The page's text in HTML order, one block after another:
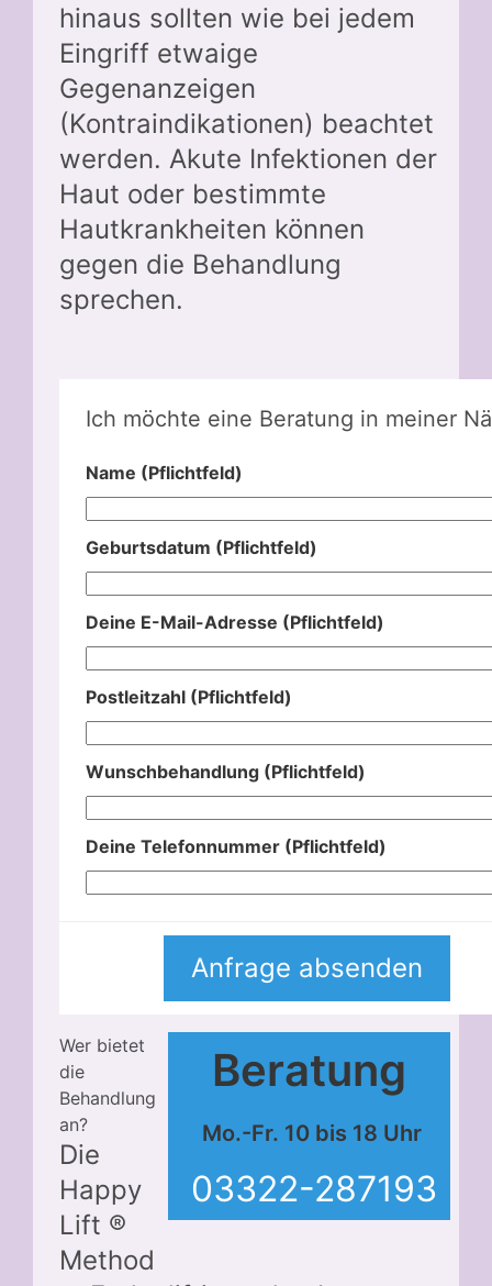
hinaus sollten wie bei jedem
Eingriff etwaige
Gegenanzeigen
(Kontraindikationen) beachtet
werden. Akute Infektionen der
Haut oder bestimmte
Hautkrankheiten können
gegen die Behandlung
sprechen.
Ich möchte eine Beratung in meiner
Name (Pflichtfeld)
Geburtsdatum (Pflichtfeld)
Deine E-Mail-Adresse (Pflichtfeld)
Postleitzahl (Pflichtfeld)
Wunschbehandlung (Pflichtfeld)
Deine Telefonnummer (Pflichtfeld)
Beratung
Mo.-Fr. 10 bis 18 Uhr
03322-287193
Wer bietet
die
Behandlung
an?
Die
Happy
Lift ®
Method